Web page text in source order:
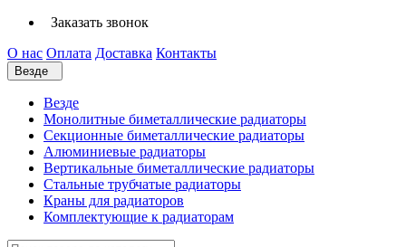
Заказать звонок
О нас Оплата Доставка Контакты
Везде
Везде
Монолитные биметаллические радиаторы
Секционные биметаллические радиаторы
Алюминиевые радиаторы
Вертикальные биметаллические радиаторы
Стальные трубчатые радиаторы
Краны для радиаторов
Комплектующие к радиаторам